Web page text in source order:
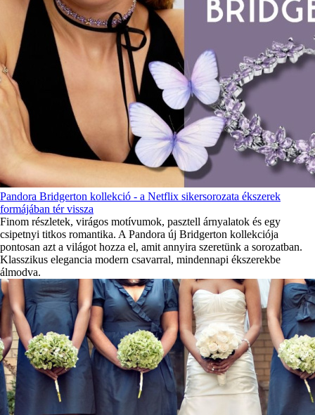
Pandora Bridgerton kollekció - a Netflix sikersorozata ékszerek
formájában tér vissza
Finom részletek, virágos motívumok, pasztell árnyalatok és egy
csipetnyi titkos romantika. A Pandora új Bridgerton kollekciója
pontosan azt a világot hozza el, amit annyira szeretünk a sorozatban.
Klasszikus elegancia modern csavarral, mindennapi ékszerekbe
álmodva.